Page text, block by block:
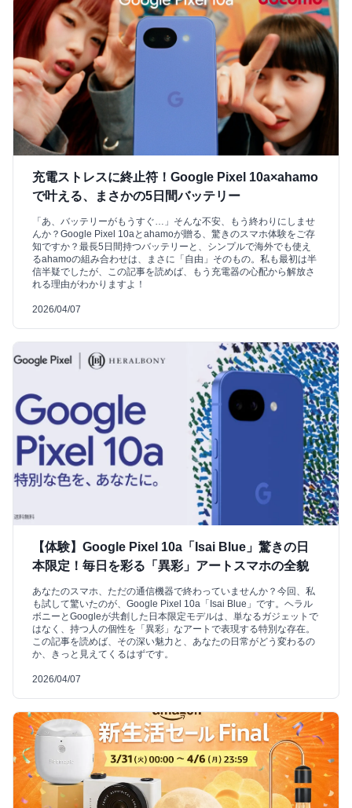
充電ストレスに終止符！Google Pixel 10a×ahamo
で叶える、まさかの5日間バッテリー
「あ、バッテリーがもうすぐ…」そんな不安、もう終わりにしませ
んか？Google Pixel 10aとahamoが贈る、驚きのスマホ体験をご存
知ですか？最長5日間持つバッテリーと、シンプルで海外でも使え
るahamoの組み合わせは、まさに「自由」そのもの。私も最初は半
信半疑でしたが、この記事を読めば、もう充電器の心配から解放さ
れる理由がわかりますよ！
2026/04/07
【体験】Google Pixel 10a「Isai Blue」驚きの日
本限定！毎日を彩る「異彩」アートスマホの全貌
あなたのスマホ、ただの通信機器で終わっていませんか？今回、私
も試して驚いたのが、Google Pixel 10a「Isai Blue」です。ヘラル
ボニーとGoogleが共創した日本限定モデルは、単なるガジェットで
はなく、持つ人の個性を「異彩」なアートで表現する特別な存在。
この記事を読めば、その深い魅力と、あなたの日常がどう変わるの
か、きっと見えてくるはずです。
2026/04/07